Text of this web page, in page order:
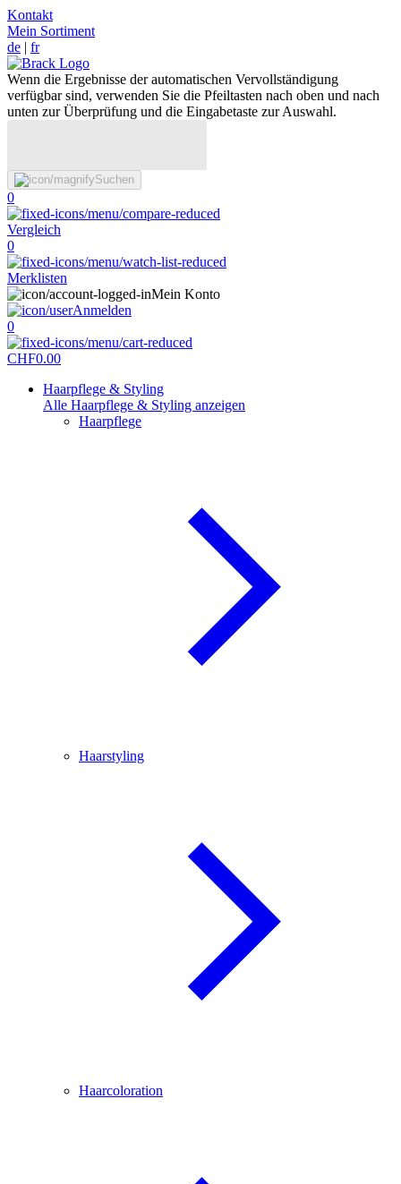
Kontakt
Mein Sortiment
de | fr
Wenn die Ergebnisse der automatischen Vervollständigung
verfügbar sind, verwenden Sie die Pfeiltasten nach oben und nach
unten zur Überprüfung und die Eingabetaste zur Auswahl.
Suchen
0
Vergleich
0
Merklisten
Mein Konto
Anmelden
0
CHF0.00
Haarpflege & Styling
Alle Haarpflege & Styling anzeigen
Haarpflege
Haarstyling
Haarcoloration